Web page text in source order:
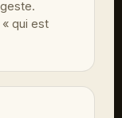
qui est